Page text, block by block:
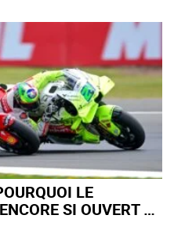
LE
SI OUVERT À